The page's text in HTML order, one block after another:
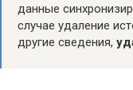
данные
случае удаление
другие сведения,